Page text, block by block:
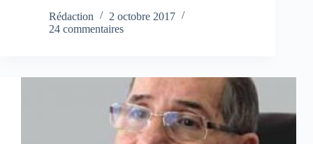
Rédaction
2 octobre 2017
24 commentaires